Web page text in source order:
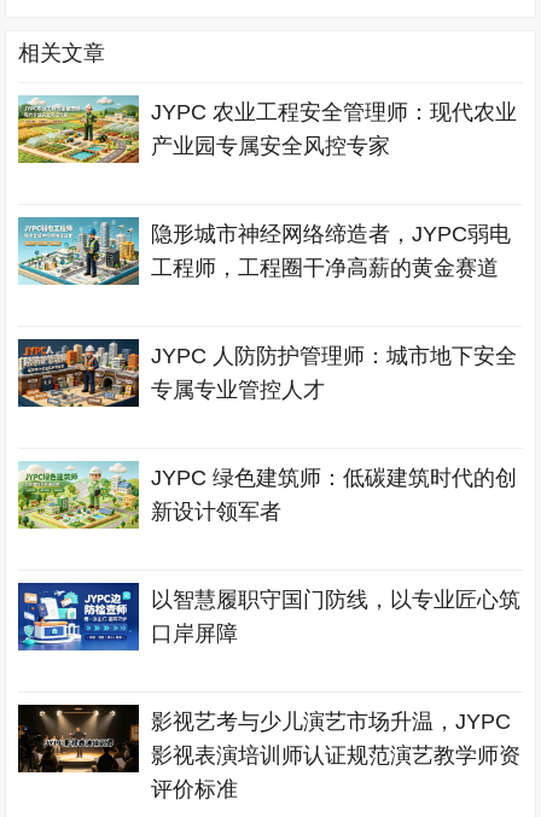
相关文章
JYPC 农业工程安全管理师：现代农业
产业园专属安全风控专家
隐形城市神经网络缔造者，JYPC弱电
工程师，工程圈干净高薪的黄金赛道
JYPC 人防防护管理师：城市地下安全
专属专业管控人才
JYPC 绿色建筑师：低碳建筑时代的创
新设计领军者
以智慧履职守国门防线，以专业匠心筑
口岸屏障
影视艺考与少儿演艺市场升温，JYPC
影视表演培训师认证规范演艺教学师资
评价标准